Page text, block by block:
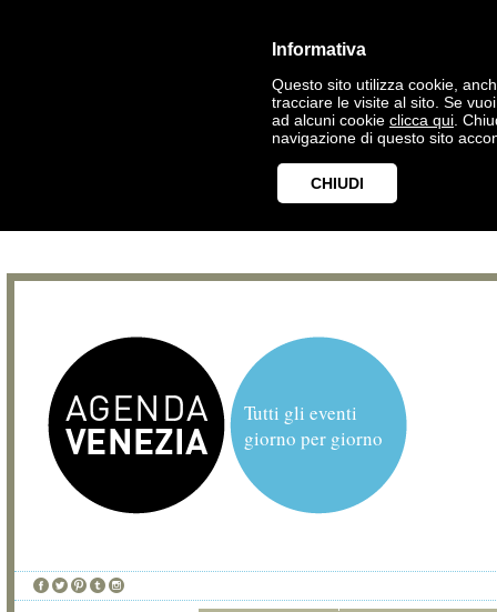
Informativa
Questo sito utilizza cookie,
tracciare le visite al sito. Se
ad alcuni cookie clicca qui .
navigazione di questo sito
CHIUDI
Tutti gli eventi
giorno per giorno